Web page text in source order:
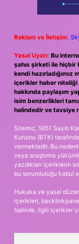
Reklam ve İletişim:
Yasal Uyarı: Bu
şahıs şirketi ile hiçbir
kendi
içerikler haber niteliği
hakkında paylaşım
isim benzerlikleri
halindedir ve tavsiye
Sitemiz, 5651 Sayılı
Kurumu (BTK)
vermektedir. Bu
veya araştırma
yazdıkları içeriklerin
bu sorumluluğu kabul
Hukuka ve yasal
içerikleri,
halinde, ilgili içerikler